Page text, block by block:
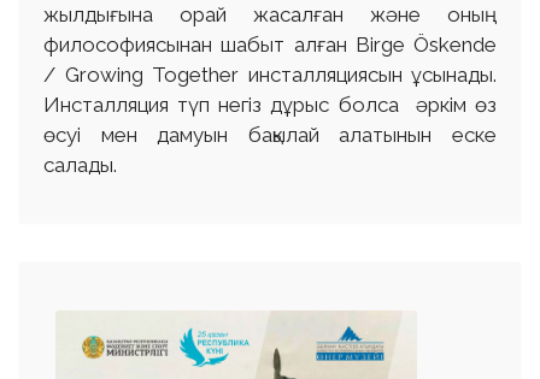
жылдығына орай жасалған және оның
философиясынан шабыт алған Birge Öskende
/ Growing Together инсталляциясын ұсынады.
Инсталляция түп негіз дұрыс болса әркім өз
өсуі мен дамуын бақылай алатынын еске
салады.